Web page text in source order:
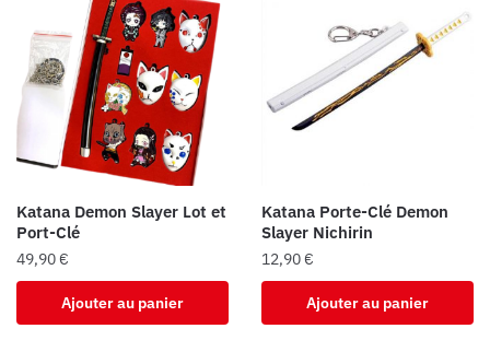
Katana Demon Slayer Lot et
Port-Clé
49,90€
Ajouter au panier
Katana Porte-Clé Demon
Slayer Nichirin
12,90€
Ajouter au panier